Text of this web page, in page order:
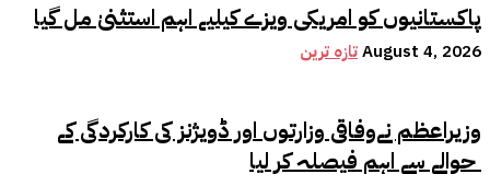
پاکستانیوں کو امریکی ویزے کیلیے اہم استثنیٰ مل گیا
تازہ ترینAugust 4, 2026
وزیراعظم نےوفاقی وزارتوں اور ڈویژنز کی کارکردگی کے
حوالے سے اہم فیصلہ کر لیا